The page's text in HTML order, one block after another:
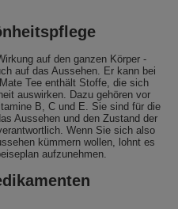
auf den ganzen Körper -
auf das Aussehen. Er kann bei
Tee enthält Stoffe, die sich
auswirken. Dazu gehören vor
B, C und E. Sie sind für die
Aussehen und den Zustand der
Wenn Sie sich also
kümmern wollen, lohnt es
aufzunehmen.